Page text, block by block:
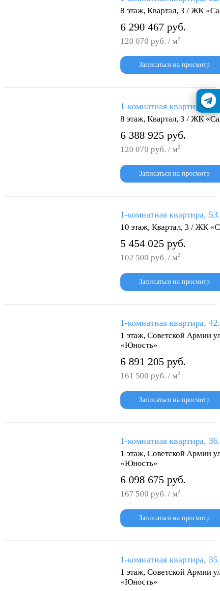
8 этаж, Квартал, 3 / ЖК
6 290 467 руб.
120 070 руб. / м2
Записаться на просмотр
1-комнатная квартира,
8 этаж, Квартал, 3 / ЖК
6 388 925 руб.
120 070 руб. / м2
Записаться на просмотр
1-комнатная квартира,
10 этаж, Квартал, 3 / ЖК
5 454 025 руб.
102 500 руб. / м2
Записаться на просмотр
1-комнатная квартира,
1 этаж, Советской Армии
«Юность»
6 891 205 руб.
161 500 руб. / м2
Записаться на просмотр
1-комнатная квартира,
1 этаж, Советской Армии
«Юность»
6 098 675 руб.
167 500 руб. / м2
Записаться на просмотр
1-комнатная квартира,
1 этаж, Советской Армии
«Юность»